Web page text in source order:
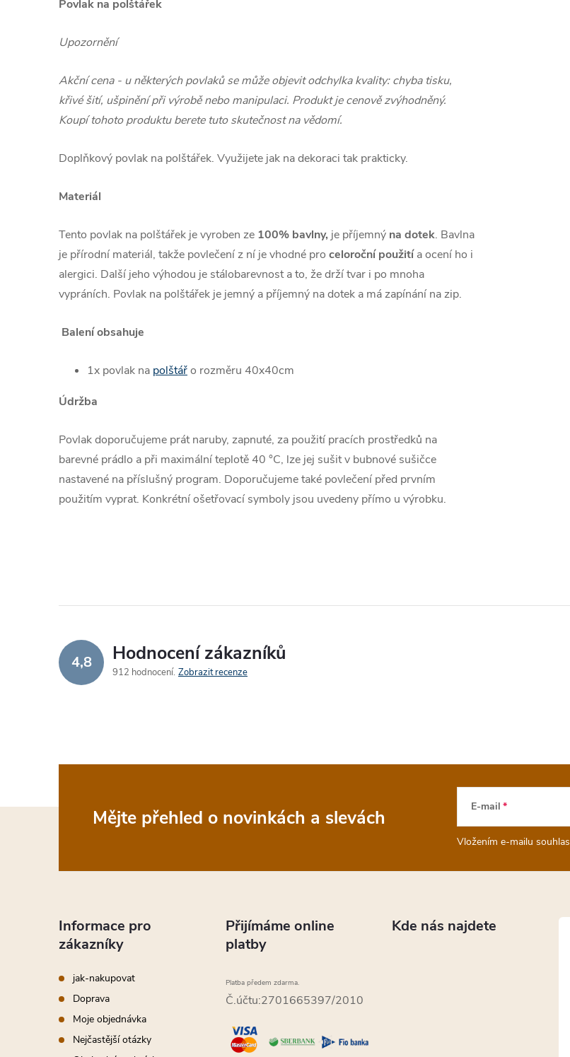
Povlak na polštářek
Upozornění
Akční cena - u některých povlaků se může objevit odchylka kvality: chyba tisku,
křivé šití, ušpinění při výrobě nebo manipulaci. Produkt je cenově zvýhodněný.
Koupí tohoto produktu berete tuto skutečnost na vědomí.
Doplňkový povlak na polštářek. Využijete jak na dekoraci tak prakticky.
Materiál
Tento povlak na polštářek je vyroben ze 100% bavlny, je příjemný na dotek. Bavlna
je přírodní materiál, takže povlečení z ní je vhodné pro celoroční použitía ocení ho i
alergici. Další jeho výhodou je stálobarevnost a to, že drží tvar i po mnoha
vypráních. Povlak na polštářek je jemný a příjemný na dotek a má zapínání na zip.
Balení obsahuje
1x povlak na polštářo rozměru 40x40cm
Údržba
Povlak doporučujeme prát naruby, zapnuté, za použití pracích prostředků na
barevné prádlo a při maximální teplotě 40 °C, lze jej sušit v bubnové sušičce
nastavené na příslušný program. Doporučujeme také povlečení před prvním
použitím vyprat. Konkrétní ošetřovací symboly jsou uvedeny přímo u výrobku.
4,8 Hodnocení zákazníků
912 hodnocení Zobrazit recenze
Mějte přehled o novinkách a slevách E-mail
Vložením e-mailu
Informace pro
zákazníky
jak-nakupovat
Doprava
Moje objednávka
Nejčastější otázky
Přijímáme online
platby
Platba předem zdarma.
Č.účtu:2701665397/2010
Kde nás najdete